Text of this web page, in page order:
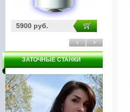
5900 руб.
ЗАТОЧНЫЕ СТАНКИ